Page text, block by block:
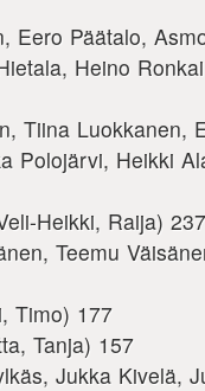
Eero Päätalo,
Heino
Tiina Luokkanen,
Polojärvi, Heikki
Heikki, Raija) 237
Teemu
Timo) 177
Tanja) 157
Jukka Kivelä,